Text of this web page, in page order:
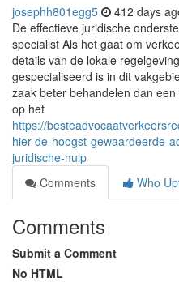
josephh801egg5 412 days
De effectieve juridische
specialist Als het gaat om
details van de lokale
gespecialiseerd is in dit
zaak beter behandelen dan
op het
https://
hier-de-hoogst-gewaardeerde-
juridische-hulp
Comments
Who
Comments
Submit a Comment
No HTML